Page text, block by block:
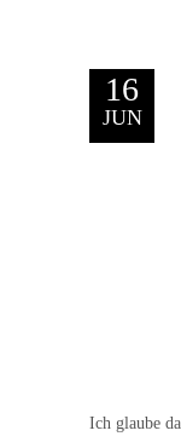
16
JUN
Ich glaube